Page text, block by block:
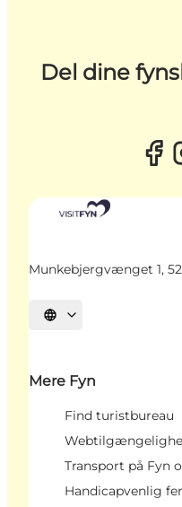
Del dine
Munkebjergvænget 1,
Vælg sprog
Mere Fyn
Find turistbureau
Transport på Fyn
Handicapvenlig